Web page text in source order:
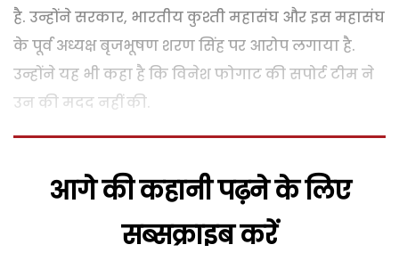
है. उन्होंने सरकार, भारतीय कुश्ती महासंघ और इस महासंघ
के पूर्व अध्यक्ष बृजभूषण शरण सिंह पर आरोप लगाया है.
उन्होंने यह भी कहा है कि विनेश फोगाट की सपोर्ट टीम ने
उन की मदद नहीं की.
आगे की कहानी पढ़ने के लिए
सब्सक्राइब करें